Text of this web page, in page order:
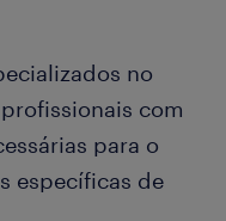
no
com
para o
específicas de